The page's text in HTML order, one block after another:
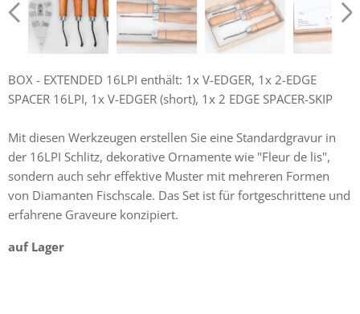
BOX - EXTENDED 16LPI enthält: 1x V-EDGER, 1x 2-EDGE
SPACER 16LPI, 1x V-EDGER (short), 1x 2 EDGE SPACER-SKIP
Mit diesen Werkzeugen erstellen Sie eine Standardgravur in
der 16LPI Schlitz, dekorative Ornamente wie "Fleur de lis",
sondern auch sehr effektive Muster mit mehreren Formen
von Diamanten Fischscale. Das Set ist für fortgeschrittene und
erfahrene Graveure konzipiert.
auf Lager